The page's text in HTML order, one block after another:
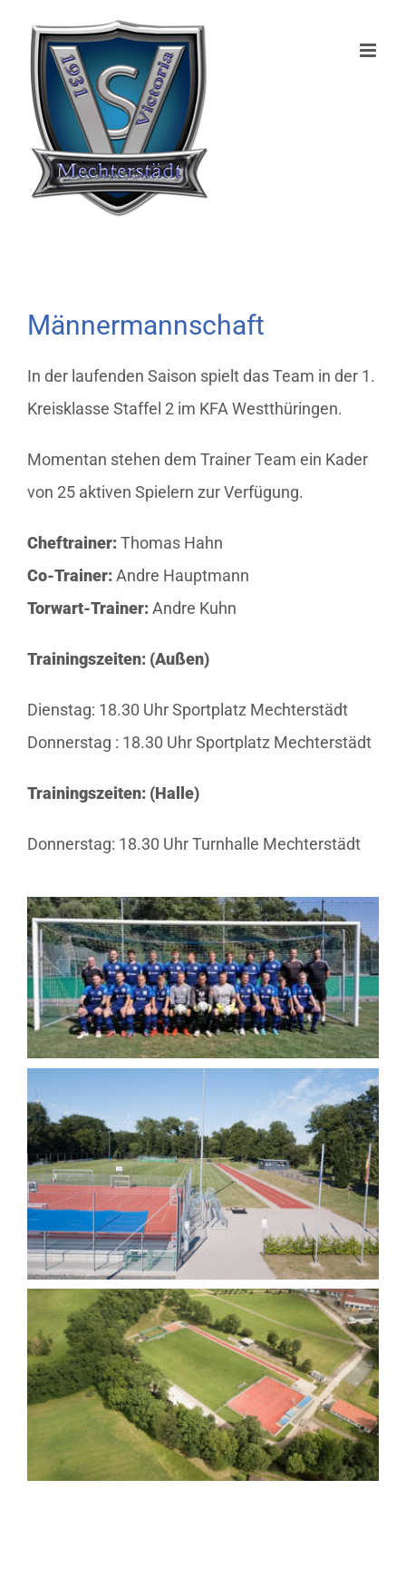
Inhalt
springen
Männermannschaft
In der laufenden Saison spielt das Team in der 1.
Kreisklasse Staffel 2 im KFA Westthüringen.
Momentan stehen dem Trainer Team ein Kader
von 25 aktiven Spielern zur Verfügung.
Cheftrainer:Thomas Hahn
Co-Trainer:Andre Hauptmann
Torwart-Trainer:Andre Kuhn
Trainingszeiten: (Außen)
Dienstag: 18.30 Uhr Sportplatz Mechterstädt
Donnerstag : 18.30 Uhr Sportplatz Mechterstädt
Trainingszeiten: (Halle)
Donnerstag: 18.30 Uhr Turnhalle Mechterstädt